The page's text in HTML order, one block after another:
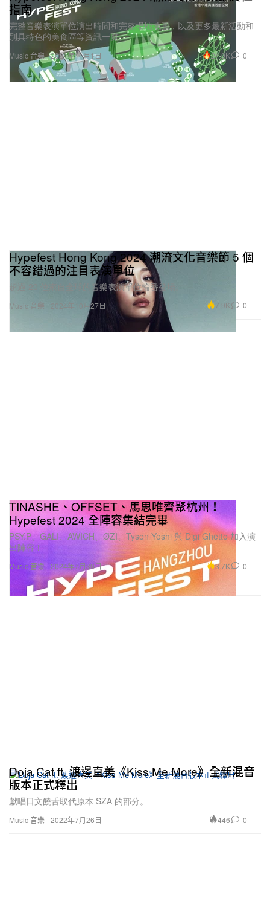
Music 音樂
指南
完整音樂表演單位演出時間和完整場地地圖，以及更多最新活動和
別具特色的美食區等資訊一覽。
2024年11月1日 24.0K 0
Music 音樂
Hypefest Hong Kong 2024 潮流文化音樂節 5 個
不容錯過的注目表演單位
超過 20 位來自全球的音樂表演單位輪番登場。
2024年10月27日 7.9K 0
Music 音樂
TINASHE、OFFSET、馬思唯齊聚杭州！
Hypefest 2024 全陣容集結完畢
PSY.P、GALI、AWICH、ØZI、Tyson Yoshi 與 Digi Ghetto 加入演
出陣容！
2024年7月30日 3.7K 0
Music 音樂
Doja Cat ft. 渡邊直美《Kiss Me More》全新混音
版本正式釋出
獻唱日文饒舌取代原本 SZA 的部分。
2022年7月26日 446 0